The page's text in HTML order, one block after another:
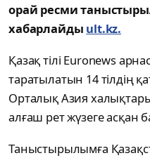
орай ресми
хабарлайды ult.kz.
Қазақ тілі Euronews
таратылатын 14 тілдің
Орталық Азия
алғаш рет жүзеге асқан
Таныстырылымға